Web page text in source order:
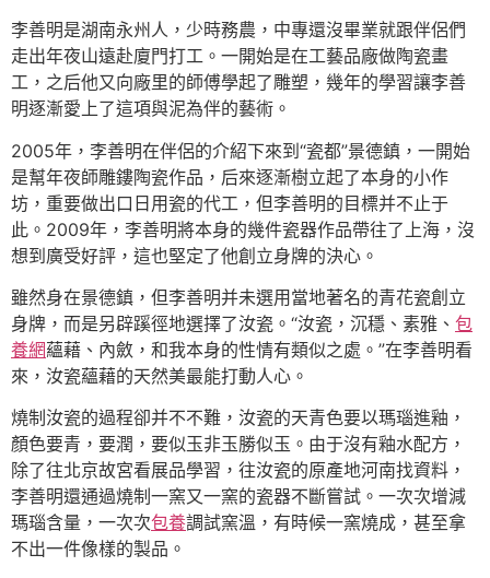
李善明是湖南永州人，少時務農，中專還沒畢業就跟伴侶們
走出年夜山遠赴廈門打工。一開始是在工藝品廠做陶瓷畫
工，之后他又向廠里的師傅學起了雕塑，幾年的學習讓李善
明逐漸愛上了這項與泥為伴的藝術。
2005年，李善明在伴侶的介紹下來到“瓷都”景德鎮，一開始
是幫年夜師雕鏤陶瓷作品，后來逐漸樹立起了本身的小作
坊，重要做出口日用瓷的代工，但李善明的目標并不止于
此。2009年，李善明將本身的幾件瓷器作品帶往了上海，沒
想到廣受好評，這也堅定了他創立身牌的決心。
雖然身在景德鎮，但李善明并未選用當地著名的青花瓷創立
身牌，而是另辟蹊徑地選擇了汝瓷。“汝瓷，沉穩、素雅、 包
養網蘊藉、內斂，和我本身的性情有類似之處。”在李善明看
來，汝瓷蘊藉的天然美最能打動人心。
燒制汝瓷的過程卻并不不難，汝瓷的天青色要以瑪瑙進釉，
顏色要青，要潤，要似玉非玉勝似玉。由于沒有釉水配方，
除了往北京故宮看展品學習，往汝瓷的原產地河南找資料，
李善明還通過燒制一窯又一窯的瓷器不斷嘗試。一次次增減
瑪瑙含量，一次次包養調試窯溫，有時候一窯燒成，甚至拿
不出一件像樣的製品。